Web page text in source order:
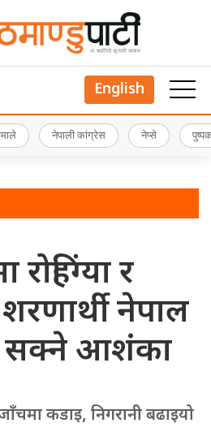
English
नेपाली कांग्रेस नेप्से
रोहिंग्या र
नेपाल
सक्ने आशंका
कडाइ, निगरानी बढाइयो